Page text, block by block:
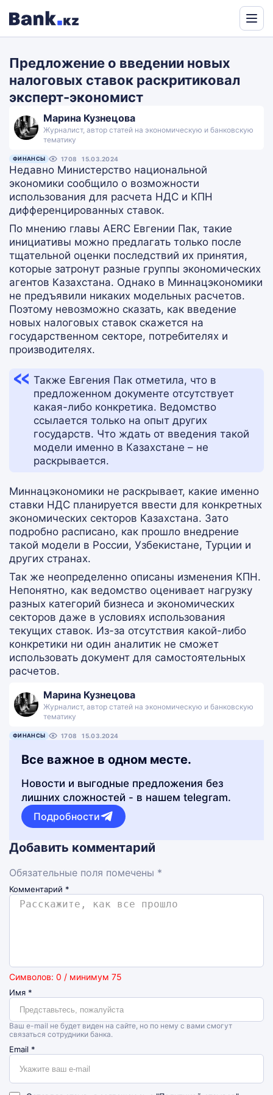
Translate
Предложение о введении новых
налоговых ставок раскритиковал
эксперт-экономист
Марина Кузнецова
Журналист, автор статей на экономическую и банковскую
тематику
ФИНАНСЫ 1708 15.03.2024
Недавно Министерство национальной
экономики сообщило о возможности
использования для расчета НДС и КПН
дифференцированных ставок.
По мнению главы AERC Евгении Пак, такие
инициативы можно предлагать только после
тщательной оценки последствий их принятия,
которые затронут разные группы экономических
агентов Казахстана. Однако в Миннацэкономики
не предъявили никаких модельных расчетов.
Поэтому невозможно сказать, как введение
новых налоговых ставок скажется на
государственном секторе, потребителях и
производителях.
Также Евгения Пак отметила, что в
предложенном документе отсутствует
какая-либо конкретика. Ведомство
ссылается только на опыт других
государств. Что ждать от введения такой
модели именно в Казахстане – не
раскрывается.
Миннацэкономики не раскрывает, какие именно
ставки НДС планируется ввести для конкретных
экономических секторов Казахстана. Зато
подробно расписано, как прошло внедрение
такой модели в России, Узбекистане, Турции и
других странах.
Так же неопределенно описаны изменения КПН.
Непонятно, как ведомство оценивает нагрузку
разных категорий бизнеса и экономических
секторов даже в условиях использования
текущих ставок. Из-за отсутствия какой-либо
конкретики ни один аналитик не сможет
использовать документ для самостоятельных
расчетов.
Марина Кузнецова
Журналист, автор статей на экономическую и банковскую
тематику
ФИНАНСЫ 1708 15.03.2024
Все важное в одном месте.
Новости и выгодные предложения без
лишних сложностей - в нашем telegram.
Подробности
Добавить комментарий
Обязательные поля помечены *
Комментарий *
Символов: 0 / минимум 75
Имя *
Ваш e-mail не будет виден на сайте, но по нему с вами смогут
связаться сотрудники банка.
Email *